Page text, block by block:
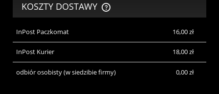
KOSZTY DOSTAWY
CENA NIE ZAWIERA EWENTUALNYCH KOSZTÓW PŁATNOŚCI
InPost Paczkomat 16,00 zł
InPost Kurier 18,00 zł
odbiór osobisty(w siedzibie firmy) 0,00 zł